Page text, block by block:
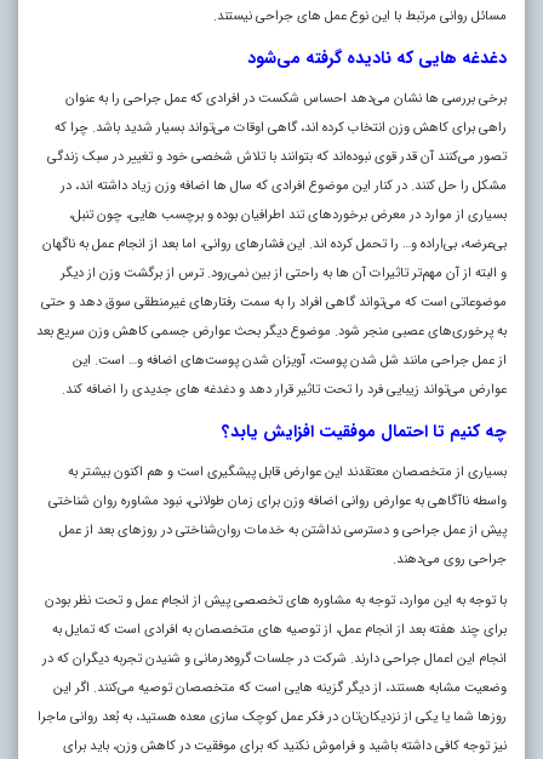
مسائل روانی مرتبط با این نوع عمل‌ های جراحی نیستند.
دغدغه‌ هایی که نادیده گرفته می‌شود
برخی بررسی‌ ها نشان می‌دهد احساس شکست در افرادی که عمل جراحی را به عنوان
راهی برای کاهش وزن انتخاب کرده‌ اند، گاهی اوقات می‌تواند بسیار شدید باشد. چرا که
تصور می‌کنند آن قدر قوی نبوده‌اند که بتوانند با تلاش شخصی خود و تغییر در سبک زندگی
مشکل را حل کنند. در کنار این موضوع افرادی که سال‌ ها اضافه وزن زیاد داشته‌ اند، در
بسیاری از موارد در معرض برخورد‌های تند اطرافیان بوده و برچسب‌ هایی، چون تنبل،
بی‌عرضه، بی‌اراده و… را تحمل کرده‌ اند. این فشار‌های روانی، اما بعد از انجام عمل به ناگهان
و البته از آن مهم‌تر تاثیرات آن‌ ها به راحتی از بین نمی‌رود. ترس از برگشت وزن از دیگر
موضوعاتی است که می‌تواند گاهی افراد را به سمت رفتار‌های غیرمنطقی سوق دهد و حتی
به پرخوری‌های عصبی منجر شود. موضوع دیگر بحث عوارض جسمی کاهش وزن سریع بعد
از عمل جراحی مانند شل شدن پوست، آویزان شدن پوست‌های اضافه و… است. این
عوارض می‌تواند زیبایی فرد را تحت تاثیر قرار دهد و دغدغه‌ های جدیدی را اضافه کند.
چه کنیم تا احتمال موفقیت افزایش یابد؟
بسیاری از متخصصان معتقدند این عوارض قابل پیشگیری است و هم اکنون بیشتر به
واسطه ناآگاهی به عوارض روانی اضافه وزن برای زمان طولانی، نبود مشاوره روان‌ شناختی
پیش از عمل جراحی و دسترسی نداشتن به خدمات روان‌شناختی در روز‌های بعد از عمل
جراحی روی می‌دهند.
با توجه به این موارد، توجه به مشاوره‌ های تخصصی پیش از انجام عمل و تحت نظر بودن
برای چند هفته بعد از انجام عمل، از توصیه‌ های متخصصان به افرادی است که تمایل به
انجام این اعمال جراحی دارند. شرکت در جلسات گروه‌درمانی و شنیدن تجربه دیگران که در
وضعیت مشابه هستند، از دیگر گزینه‌ هایی است که متخصصان توصیه می‌کنند. اگر این
روز‌ها شما یا یکی از نزدیکان‌تان در فکر عمل کوچک‌ سازی معده هستید، به بُعد روانی ماجرا
نیز توجه کافی داشته باشید و فراموش نکنید که برای موفقیت در کاهش وزن، باید برای